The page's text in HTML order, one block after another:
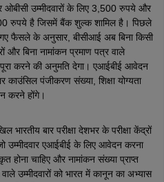
ओबीसी उम्मीदवारों के लिए 3,500 रुपये और
रुपये है जिसमें बैंक शुल्क शामिल है। पिछले
गए फैसले के अनुसार, बीसीआई अब बिना किसी
और बिना नामांकन प्रमाण पत्र वाले
पूरा करने की अनुमति देगा। एआईबीई आवेदन
काउंसिल पंजीकरण संख्या, शिक्षा योग्यता
करने होंगे।
बार परीक्षा देशभर के परीक्षा केंद्रों
एआईबीई के लिए आवेदन करना
होना चाहिए और नामांकन संख्या प्राप्त
उम्मीदवारों को भारत में कानून का अभ्यास